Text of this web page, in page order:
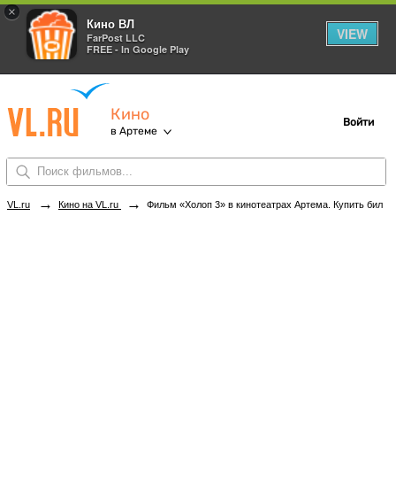
×
Кино ВЛ
FarPost LLC
FREE - In Google Play
VIEW
Кино
в Артеме
Войти
VL.ru → Кино на VL.ru → Фильм «Холоп 3» в кинотеатрах Артема. Купить билеты!